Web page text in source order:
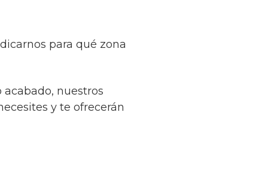
para qué zona
nuestros
y te ofrecerán